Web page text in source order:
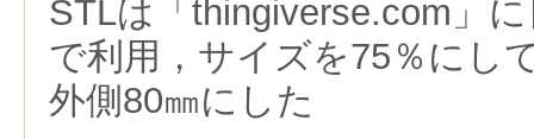
STLは「thingiverse.com」
で利用，サイズを75％にし
外側80㎜にした